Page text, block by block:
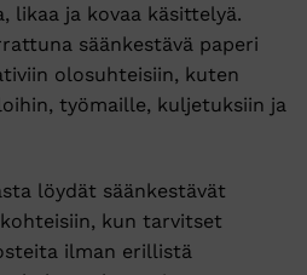
likaa ja kovaa käsittelyä.
säänkestävä paperi
olosuhteisiin, kuten
työmaille, kuljetuksiin ja
löydät säänkestävät
kun tarvitset
ilman erillistä